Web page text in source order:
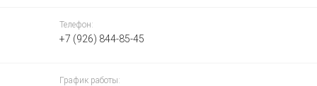
Телефон:
+7 (926) 844-85-45
График работы: